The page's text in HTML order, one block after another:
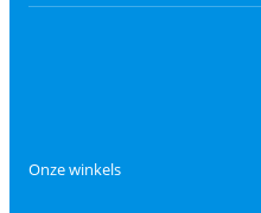
Onze winkels